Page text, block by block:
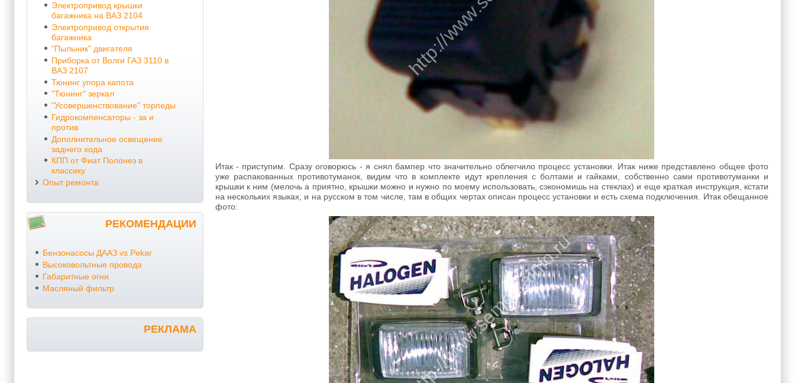
Электропривод крышки
багажника на ВАЗ 2104
Электропривод открытия
багажника
"Пыльник" двигателя
Приборка от Волги ГАЗ 3110 в
ВАЗ 2107
Тюнинг упора капота
"Тюнинг" зеркал
"Усовершенствование" торпеды
Гидрокомпенсаторы - за и
против
Дополнительное освещение
заднего хода
КПП от Фиат Полонез в
классику
Опыт ремонта
РЕКОМЕНДАЦИИ
Бензонасосы ДААЗ vs Pekar
Высоковольтные провода
Габаритные огни
Масляный фильтр
РЕКЛАМА
Итак - приступим. Сразу оговорюсь - я снял бампер что значительно облегчило процесс установки. Итак ниже представлено общее фото
уже распакованных противотуманок, видим что в комплекте идут крепления с болтами и гайками, собственно сами противотуманки и
крышки к ним (мелочь а приятно, крышки можно и нужно по моему использовать, сэкономишь на стеклах) и еще краткая инструкция, кстати
на нескольких языках, и на русском в том числе, там в общих чертах описан процесс установки и есть схема подключения. Итак обещанное
фото: